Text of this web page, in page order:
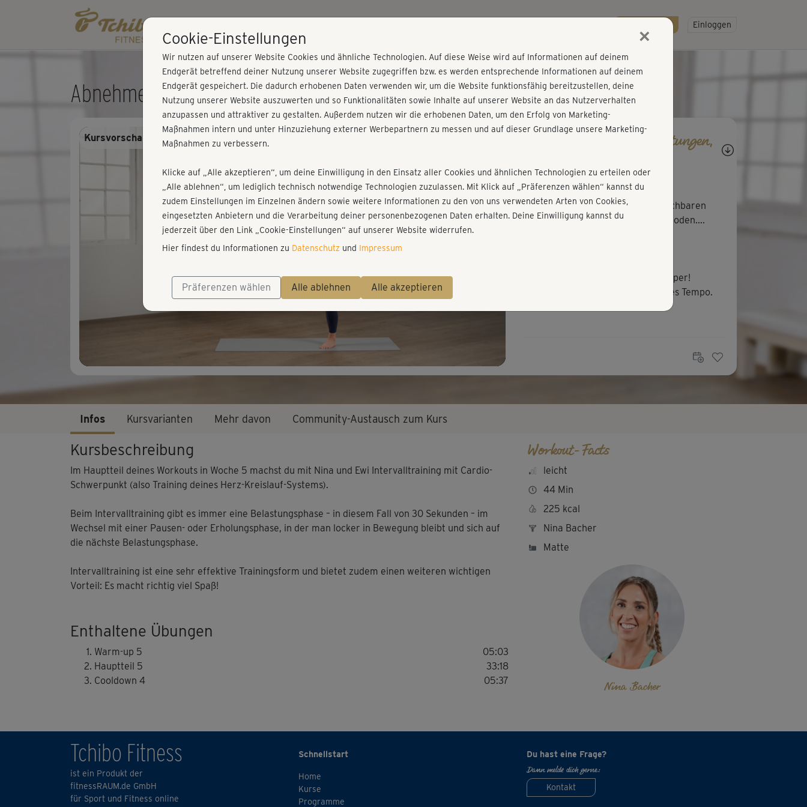
Gratis testen! Einloggen
Abnehmen mit Nina & Ewi - Kurs 5
Play
Video
Kursvorschau - Anmelden und alles trainieren!
Fragen, Antworten, Bewertungen,
I
Isalolla
Drei identische Blöcke mit gut machbaren
Übungen, teils im Stand, teils am Boden....
Die Kurse von Nina und Ewi sind super!
Angenehme Trainerinnen und gutes Tempo.
Infos Kursvarianten Mehr davon Community-Austausch zum Kurs
Kursbeschreibung
Im Hauptteil deines Workouts in Woche 5 machst du mit Nina und Ewi Intervalltraining mit Cardio-
Schwerpunkt (also Training deines Herz-Kreislauf-Systems).
Beim Intervalltraining gibt es immer eine Belastungsphase – in diesem Fall von 30 Sekunden – im
Wechsel mit einer Pausen- oder Erholungsphase, in der man locker in Bewegung bleibt und sich auf
die nächste Belastungsphase.
Intervalltraining ist eine sehr effektive Trainingsform und bietet zudem einen weiteren wichtigen
Vorteil: Es macht richtig viel Spaß!
Enthaltene Übungen
Warm-up 5
05:03
Hauptteil 5
33:18
Cooldown 4
05:37
Workout-Facts
leicht
44 Min
225 kcal
Nina Bacher
Matte
Nina Bacher
Tchibo Fitness
ist ein Produkt der
fitnessRAUM.de GmbH
für Sport und Fitness online
Schnellstart
Home
Kurse
Programme
Du hast eine Frage?
Dann melde dich gerne:
Kontakt
Cookie-Einstellungen ×
Wir nutzen auf unserer Website Cookies und ähnliche Technologien. Auf diese Weise wird auf Informationen auf deinem
Endgerät betreffend deiner Nutzung unserer Website zugegriffen bzw. es werden entsprechende Informationen auf deinem
Endgerät gespeichert. Die dadurch erhobenen Daten verwenden wir, um die Website funktionsfähig bereitzustellen, deine
Nutzung unserer Website auszuwerten und so Funktionalitäten sowie Inhalte auf unserer Website an das Nutzerverhalten
anzupassen und attraktiver zu gestalten. Außerdem nutzen wir die erhobenen Daten, um den Erfolg von Marketing-
Maßnahmen intern und unter Hinzuziehung externer Werbepartnern zu messen und auf dieser Grundlage unsere Marketing-
Maßnahmen zu verbessern.
Klicke auf „Alle akzeptieren“, um deine Einwilligung in den Einsatz aller Cookies und ähnlichen Technologien zu erteilen oder
„Alle ablehnen“, um lediglich technisch notwendige Technologien zuzulassen. Mit Klick auf „Präferenzen wählen“ kannst du
zudem Einstellungen im Einzelnen ändern sowie weitere Informationen zu den von uns verwendeten Arten von Cookies,
eingesetzten Anbietern und die Verarbeitung deiner personenbezogenen Daten erhalten. Deine Einwilligung kannst du
jederzeit über den Link „Cookie-Einstellungen“ auf unserer Website widerrufen.
Hier findest du Informationen zu Datenschutz und Impressum
Präferenzen wählen Alle ablehnen Alle akzeptieren